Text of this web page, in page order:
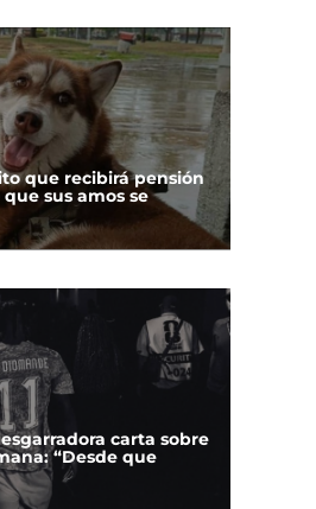
que recibirá pensión
sus amos se
carta sobre
“Desde que